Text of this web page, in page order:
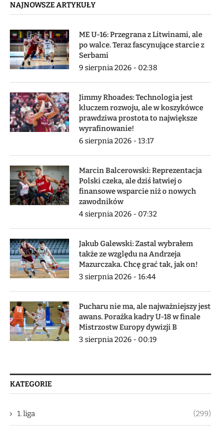
NAJNOWSZE ARTYKUŁY
ME U-16: Przegrana z Litwinami, ale
po walce. Teraz fascynujące starcie z
Serbami
9 sierpnia 2026 - 02:38
Jimmy Rhoades: Technologia jest
kluczem rozwoju, ale w koszykówce
prawdziwa prostota to największe
wyrafinowanie!
6 sierpnia 2026 - 13:17
Marcin Balcerowski: Reprezentacja
Polski czeka, ale dziś łatwiej o
finansowe wsparcie niż o nowych
zawodników
4 sierpnia 2026 - 07:32
Jakub Galewski: Zastal wybrałem
także ze względu na Andrzeja
Mazurczaka. Chcę grać tak, jak on!
3 sierpnia 2026 - 16:44
Pucharu nie ma, ale najważniejszy jest
awans. Porażka kadry U-18 w finale
Mistrzostw Europy dywizji B
3 sierpnia 2026 - 00:19
KATEGORIE
1. liga (299)